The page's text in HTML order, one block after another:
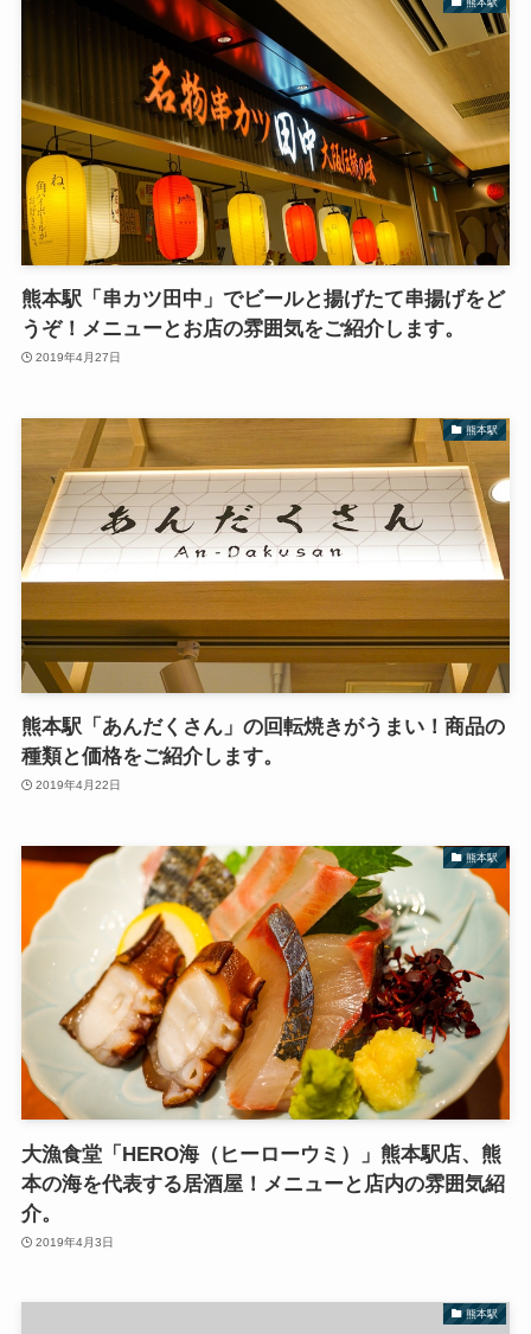
熊本駅「串カツ田中」でビールと揚げたて串揚げをど
うぞ！メニューとお店の雰囲気をご紹介します。
2019年4月27日
熊本駅
熊本駅「あんだくさん」の回転焼きがうまい！商品の
種類と価格をご紹介します。
2019年4月22日
熊本駅
大漁食堂「HERO海（ヒーローウミ）」熊本駅店、熊
本の海を代表する居酒屋！メニューと店内の雰囲気紹
介。
2019年4月3日
熊本駅